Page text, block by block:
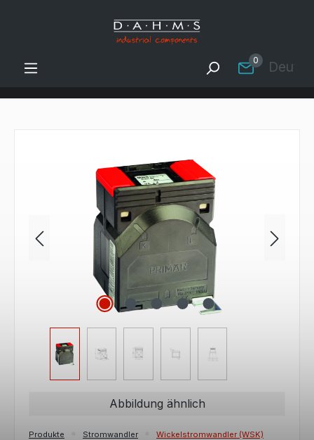
Zum Hauptinhalt springen
0
Bildergalerie überspringen
Abbildung ähnlich
Produkte Stromwandler Wickelstromwandler (WSK)